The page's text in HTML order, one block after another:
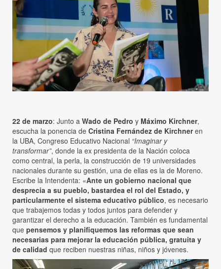
22 de marzo: Junto a Wado de Pedro y Máximo Kirchner,
escucha la ponencia de Cristina Fernández de Kirchneren
la UBA, Congreso Educativo Nacional “Imaginar y
transformar”, donde la ex presidenta de la Nación coloca
como central, la perla, la construcción de 19 universidades
nacionales durante su gestión, una de ellas es la de Moreno.
Escribe la Intendenta: «Ante un gobierno nacional que
desprecia a su pueblo, bastardea el rol del Estado, y
particularmente el sistema educativo público, es necesario
que trabajemos todas y todos juntos para defender y
garantizar el derecho a la educación. También es fundamental
que pensemos y planifiquemos las reformas que sean
necesarias para mejorar la educación pública, gratuita y
de calidad que reciben nuestras niñas, niños y jóvenes.